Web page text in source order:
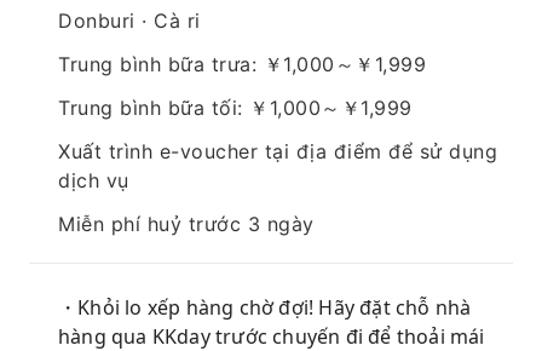
Donburi · Cà ri
Trung bình bữa trưa: ￥1,000～￥1,999
Trung bình bữa tối: ￥1,000～￥1,999
Xuất trình e-voucher tại địa điểm để sử dụng
dịch vụ
Miễn phí huỷ trước 3 ngày
・Khỏi lo xếp hàng chờ đợi! Hãy đặt chỗ nhà
hàng qua KKday trước chuyến đi để thoải mái